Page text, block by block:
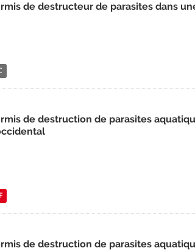
de destructeur de parasites dans
de destruction de parasites
de destruction de parasites